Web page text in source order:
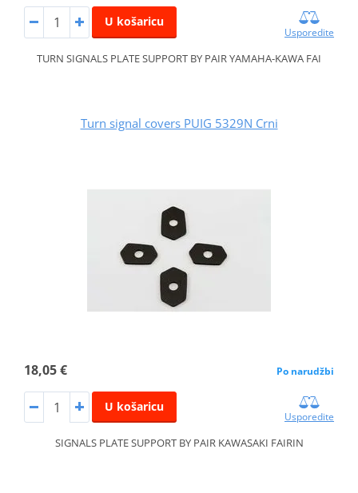
U košaricu
Usporedite
TURN SIGNALS PLATE SUPPORT BY PAIR YAMAHA-KAWA FAI
Turn signal covers PUIG 5329N Crni
18,05 € Po narudžbi
U košaricu
Usporedite
SIGNALS PLATE SUPPORT BY PAIR KAWASAKI FAIRIN